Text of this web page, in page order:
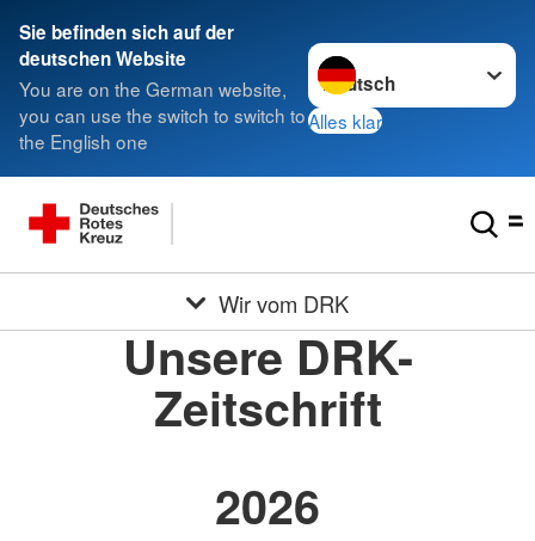
Sie befinden sich auf der
deutschen Website
You are on the German website,
you can use the switch to switch to
the English one
Sprache wechseln zu
Alles klar
Wir vom DRK
Unsere DRK-
Zeitschrift
2026